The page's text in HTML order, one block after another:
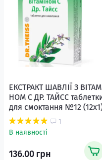
ЕКСТРАКТ ШАВЛІЇ З
НОМ С ДР. ТАЙСС
для смоктання №12
1
В наявності
136.00 грн